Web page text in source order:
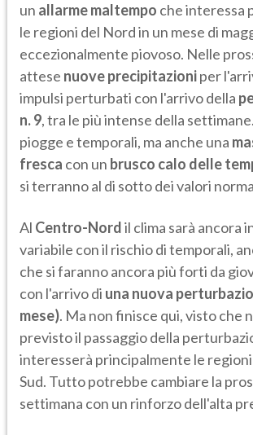
un allarme maltempo che interessa
le regioni del Nord in un mese di
eccezionalmente piovoso. Nelle
attese nuove precipitazioniper
impulsi perturbati con l'arrivo della
n. 9, tra le più intense della
piogge e temporali, ma anche una
fresca con un brusco calo delle
si terranno al di sotto dei valori
Al Centro-Nordil clima sarà ancora
variabile con il rischio di temporali,
che si faranno ancora più forti da
con l'arrivo di una nuova
mese). Ma non finisce qui, visto che
previsto il passaggio della
interesserà principalmente le
Sud. Tutto potrebbe cambiare la
settimana con un rinforzo dell'alta